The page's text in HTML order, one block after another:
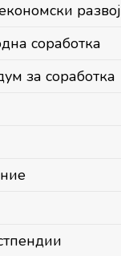
развој
соработка
за соработка